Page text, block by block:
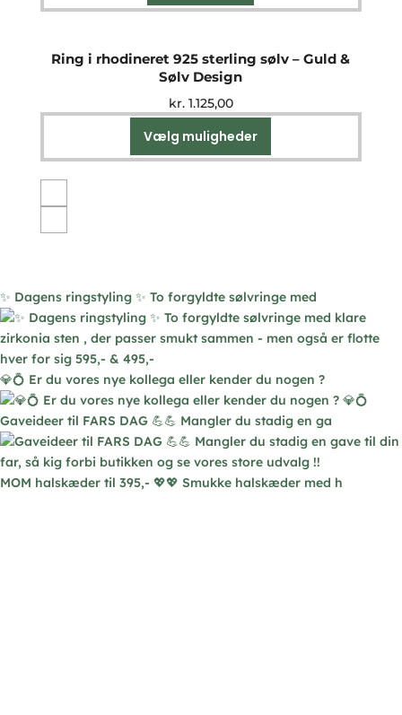
Ring i rhodineret 925 sterling sølv – Guld &
Sølv Design
kr.1.125,00
Vælg muligheder
vare
på
varesiden
✨ Dagens ringstyling ✨ To forgyldte sølvringe med
💎💍 Er du vores nye kollega eller kender du nogen ?
Gaveideer til FARS DAG 💪💪 Mangler du stadig en ga
MOM halskæder til 395,- 💖💖 Smukke halskæder med h